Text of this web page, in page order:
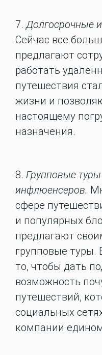
7.Долгосрочные
Сейчас все
предлагают
работать
путешествия
жизни и
настоящему
назначения.
8. Групповые
инфлюенсеров.
сфере
и популярных
предлагают
групповые туры.
то, чтобы дать
возможность
путешествий,
социальных
компании